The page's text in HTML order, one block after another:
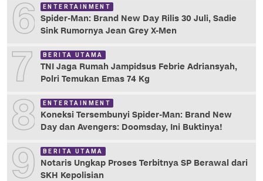
6 ENTERTAINMENT
Spider-Man: Brand New Day Rilis 30 Juli, Sadie
Sink Rumornya Jean Grey X-Men
7 BERITA UTAMA
TNI Jaga Rumah Jampidsus Febrie Adriansyah,
Polri Temukan Emas 74 Kg
8 ENTERTAINMENT
Koneksi Tersembunyi Spider-Man: Brand New
Day dan Avengers: Doomsday, Ini Buktinya!
9 BERITA UTAMA
Notaris Ungkap Proses Terbitnya SP Berawal dari
SKH Kepolisian